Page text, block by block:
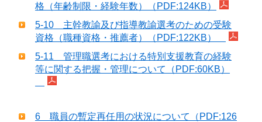
格（年齢制限・経験年数）（PDF:124KB）
5-10 主幹教諭及び指導教諭選考のための受験
資格（職種資格・推薦者）（PDF:122KB）
5-11 管理職選考における特別支援教育の経験
等に関する把握・管理について（PDF:60KB）
6 職員の暫定再任用の状況について（PDF:126